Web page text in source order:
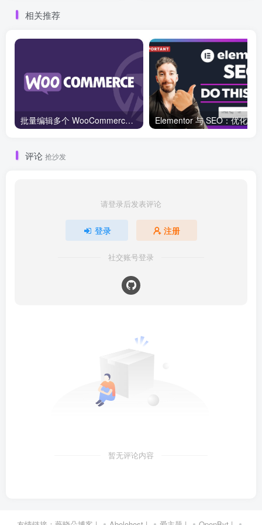
相关推荐
批量编辑多个 WooCommerce 产品变体价格的 2 个方法？
评论 抢沙发
请登录后发表评论
登录 注册
社交账号登录
暂无评论内容